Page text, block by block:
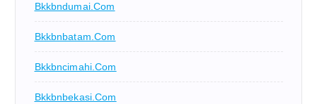
Bkkbndumai.com
Bkkbnbatam.com
Bkkbncimahi.com
Bkkbnbekasi.com